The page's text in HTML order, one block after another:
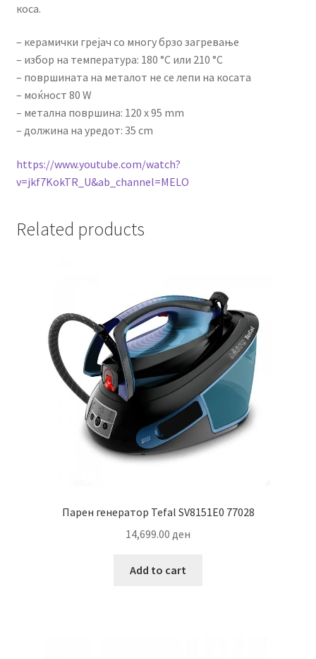
коса.
– керамички грејач со многу брзо загревање
– избор на температура: 180 °C или 210 °C
– површината на металот не се лепи на косата
– моќност 80 W
– метална површина: 120 x 95 mm
– должина на уредот: 35 cm
https://www.youtube.com/watch?
v=jkf7KokTR_U&ab_channel=MELO
Related products
Парен генератор Tefal SV8151E0 77028
14,699.00 ден
Add to cart